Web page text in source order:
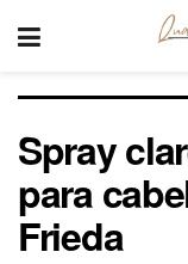
Spray
para
Frieda